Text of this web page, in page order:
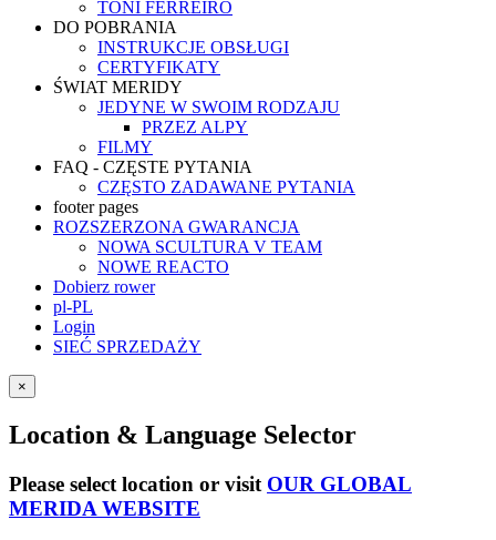
TONI FERREIRO
DO POBRANIA
INSTRUKCJE OBSŁUGI
CERTYFIKATY
ŚWIAT MERIDY
JEDYNE W SWOIM RODZAJU
PRZEZ ALPY
FILMY
FAQ - CZĘSTE PYTANIA
CZĘSTO ZADAWANE PYTANIA
footer pages
ROZSZERZONA GWARANCJA
NOWA SCULTURA V TEAM
NOWE REACTO
Dobierz rower
pl-PL
Login
SIEĆ SPRZEDAŻY
×
Location & Language Selector
Please select location or visit OUR GLOBAL
MERIDA WEBSITE